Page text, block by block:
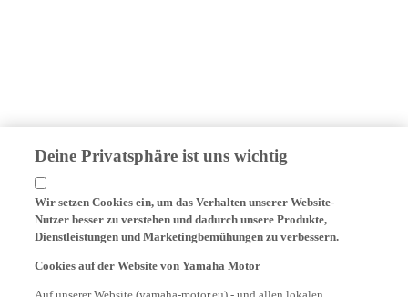
Deine Privatsphäre ist uns wichtig
Wir setzen Cookies ein, um das Verhalten unserer Website-
Nutzer besser zu verstehen und dadurch unsere Produkte,
Dienstleistungen und Marketingbemühungen zu verbessern.
Cookies auf der Website von Yamaha Motor
Auf unserer Website (yamaha-motor.eu) - und allen lokalen